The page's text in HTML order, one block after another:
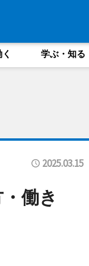
学ぶ・知る
2025.03.15
働き